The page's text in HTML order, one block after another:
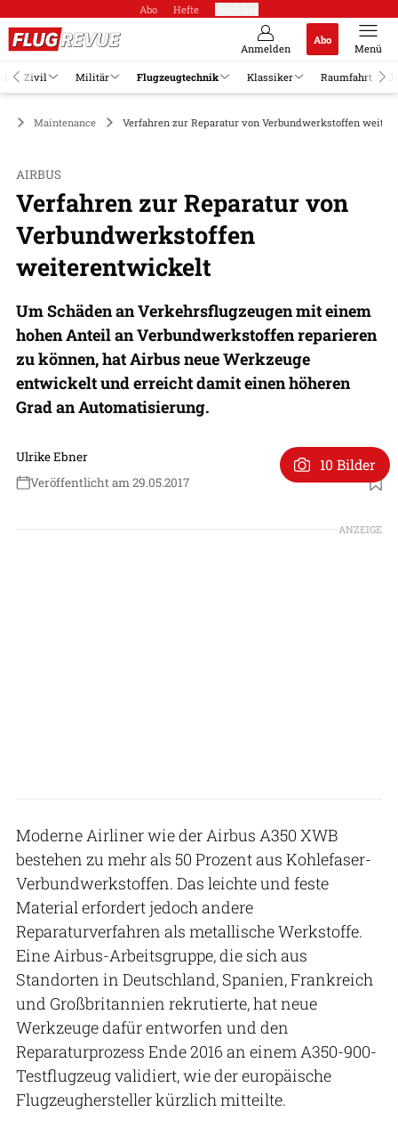
Abo Hefte
Anmelden
Abo
Menü
Zivil Militär Flugzeugtechnik Klassiker Raumfahrt
Maintenance Verfahren zur Reparatur von Verbundwerkstoffen
AIRBUS
Verfahren zur Reparatur von
Verbundwerkstoffen
weiterentwickelt
Um Schäden an Verkehrsflugzeugen mit einem
hohen Anteil an Verbundwerkstoffen reparieren
zu können, hat Airbus neue Werkzeuge
entwickelt und erreicht damit einen höheren
Grad an Automatisierung.
Ulrike Ebner
Veröffentlicht am 29.05.2017
10 Bilder
ANZEIGE
Moderne Airliner wie der Airbus A350 XWB
bestehen zu mehr als 50 Prozent aus Kohlefaser-
Verbundwerkstoffen. Das leichte und feste
Material erfordert jedoch andere
Reparaturverfahren als metallische Werkstoffe.
Eine Airbus-Arbeitsgruppe, die sich aus
Standorten in Deutschland, Spanien, Frankreich
und Großbritannien rekrutierte, hat neue
Werkzeuge dafür entworfen und den
Reparaturprozess Ende 2016 an einem A350-900-
Testflugzeug validiert, wie der europäische
Flugzeughersteller kürzlich mitteilte.